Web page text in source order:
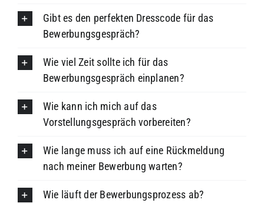
Gibt es den perfekten Dresscode für das
Bewerbungsgespräch?
Wie viel Zeit sollte ich für das
Bewerbungsgespräch einplanen?
Wie kann ich mich auf das
Vorstellungsgespräch vorbereiten?
Wie lange muss ich auf eine Rückmeldung
nach meiner Bewerbung warten?
Wie läuft der Bewerbungsprozess ab?